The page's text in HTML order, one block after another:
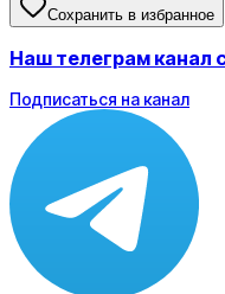
Сохранить в избранное
Наш телеграм канал
Подписаться на канал